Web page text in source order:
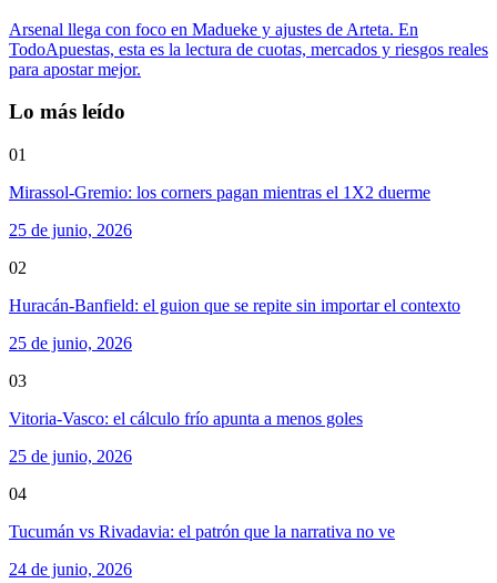
Arsenal llega con foco en Madueke y ajustes de Arteta. En
TodoApuestas, esta es la lectura de cuotas, mercados y riesgos reales
para apostar mejor.
Lo más leído
01
Mirassol-Gremio: los corners pagan mientras el 1X2 duerme
25 de junio, 2026
02
Huracán-Banfield: el guion que se repite sin importar el contexto
25 de junio, 2026
03
Vitoria-Vasco: el cálculo frío apunta a menos goles
25 de junio, 2026
04
Tucumán vs Rivadavia: el patrón que la narrativa no ve
24 de junio, 2026